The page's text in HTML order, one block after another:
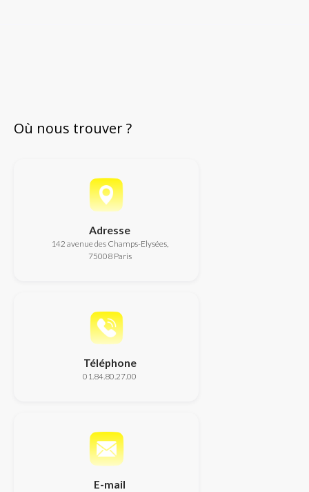
Où nous trouver ?
Adresse
142 avenue des Champs-Elysées,
75008 Paris
Téléphone
01.84.80.27.00
E-mail